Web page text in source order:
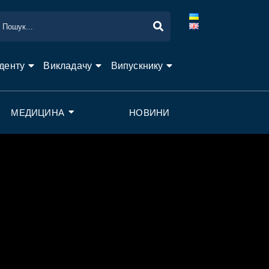
Викладачу Випускнику
МЕДИЦИНА НОВИНИ